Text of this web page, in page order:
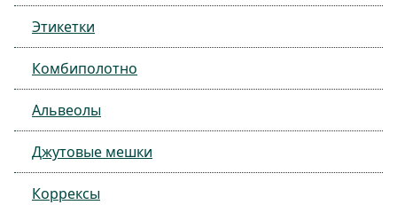
Этикетки
Комбиполотно
Альвеолы
Джутовые мешки
Коррексы